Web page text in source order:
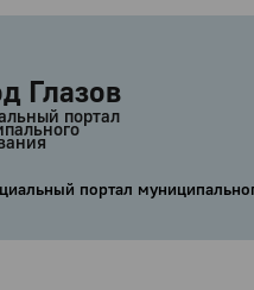
Глазов
портал
портал